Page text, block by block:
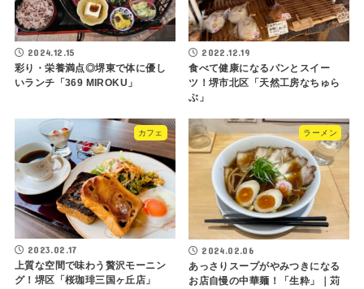
2024.12.15
彩り・栄養満点◎堺東で体に優し
いランチ「369 MIROKU」
2022.12.19
食べて健康になるパンとスイー
ツ！堺市北区「天然工房なちゅら
ぶ」
カフェ
2023.02.17
上質な空間で味わう贅沢モーニン
グ！堺区「桜珈琲三国ヶ丘店」
ラーメン
2024.02.06
あっさりスープがやみつきになる
お店自慢の中華麺！「生粋」｜苅